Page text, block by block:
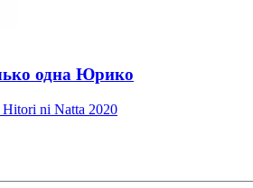
одна Юрико
Hitori ni Natta 2020